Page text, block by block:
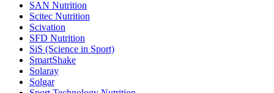
SAN Nutrition
Scitec Nutrition
Scivation
SFD Nutrition
SiS (Science in Sport)
SmartShake
Solaray
Solgar